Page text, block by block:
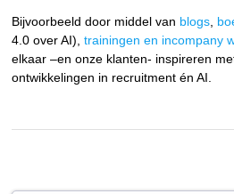
Bijvoorbeeld door middel van blogs
4.0 over AI),trainingen en incompany
elkaar –en onze klanten- inspireren
ontwikkelingen in recruitment én AI.